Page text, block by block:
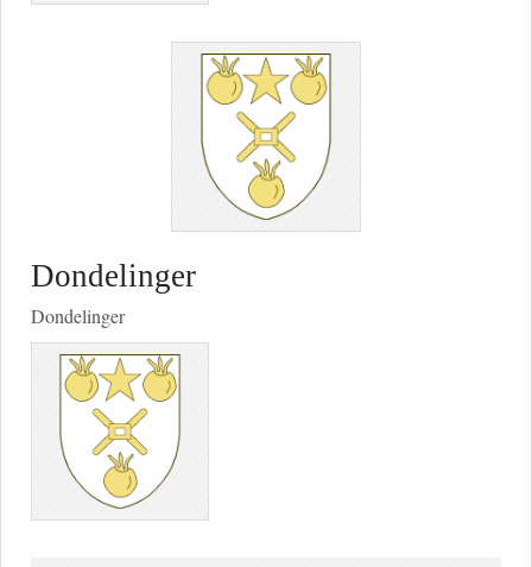
Dondelinger
Dondelinger